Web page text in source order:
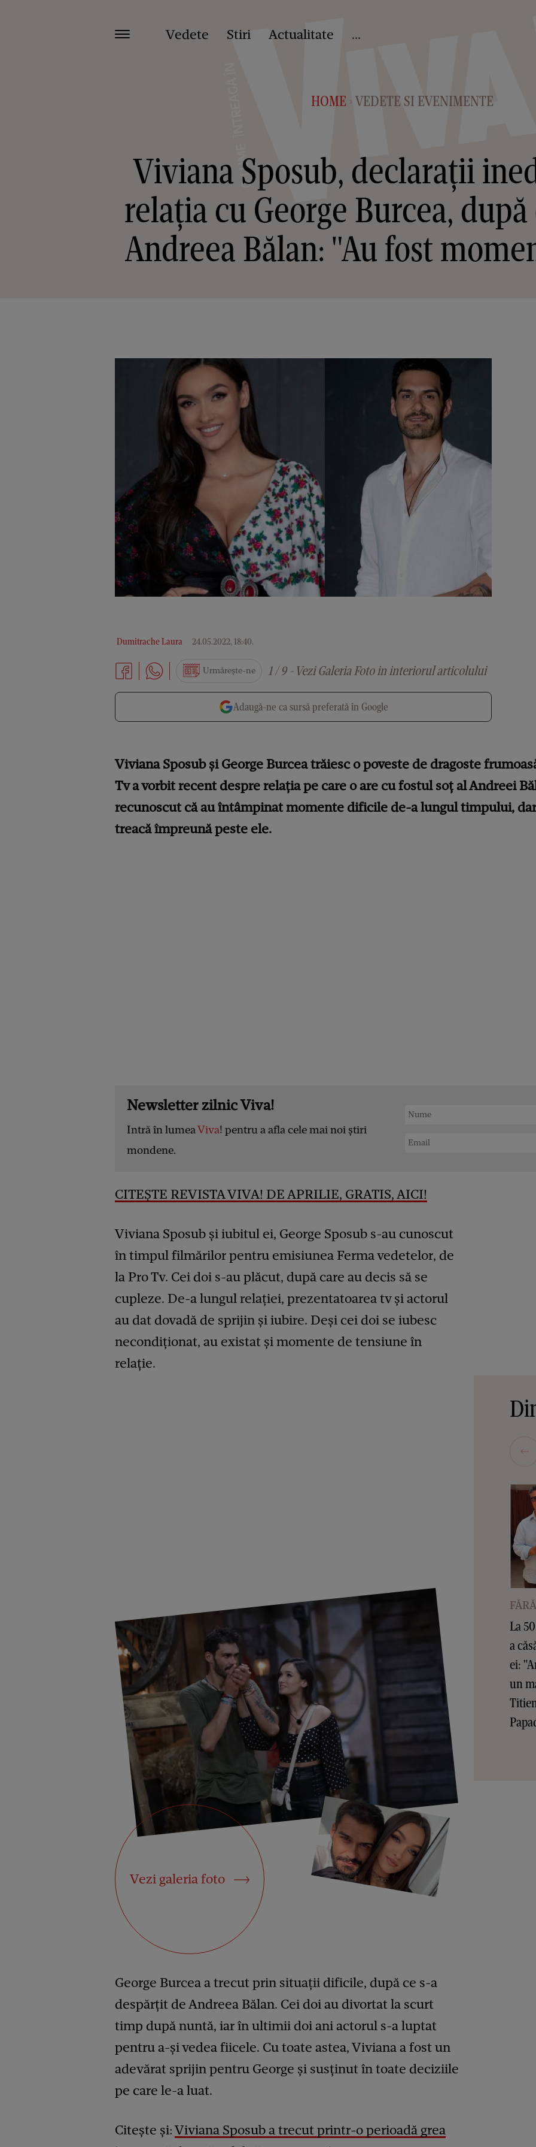
Vedete Stiri Actualitate ...
HOME > VEDETE SI EVENIMENTE
Viviana Sposub, declarații
relația cu George Burcea,
Andreea Bălan: "Au fost
Dumitrache Laura 24.05.2022, 18:40.
Urmărește-ne 1 / 9 - Vezi Galeria Foto in interiorul articolului
Adaugă-ne ca sursă preferată în Google
Viviana Sposub și George Burcea trăiesc o poveste de dragoste
Tv a vorbit recent despre relația pe care o are cu fostul soț al Andreei
recunoscut că au întâmpinat momente dificile de-a lungul timpului,
treacă împreună peste ele.
Newsletter zilnic Viva!
Intră în lumeaViva! pentru a afla cele mai noi știri
mondene.
CITEȘTE REVISTA VIVA! DE APRILIE, GRATIS, AICI!
Viviana Sposub și iubitul ei, George Sposub s-au cunoscut
în timpul filmărilor pentru emisiunea Ferma vedetelor, de
la Pro Tv. Cei doi s-au plăcut, după care au decis să se
cupleze. De-a lungul relației, prezentatoarea tv și actorul
au dat dovadă de sprijin și iubire. Deși cei doi se iubesc
necondiționat, au existat și momente de tensiune în
relație.
Vezi galeria foto
George Burcea a trecut prin situații dificile, după ce s-a
despărțit de Andreea Bălan. Cei doi au divortat la scurt
timp după nuntă, iar în ultimii doi ani actorul s-a luptat
pentru a-și vedea fiicele. Cu toate astea, Viviana a fost un
adevărat sprijin pentru George și susținut în toate deciziile
pe care le-a luat.
Citește și:Viviana Sposub a trecut printr-o perioadă grea
La
a
ei:
un